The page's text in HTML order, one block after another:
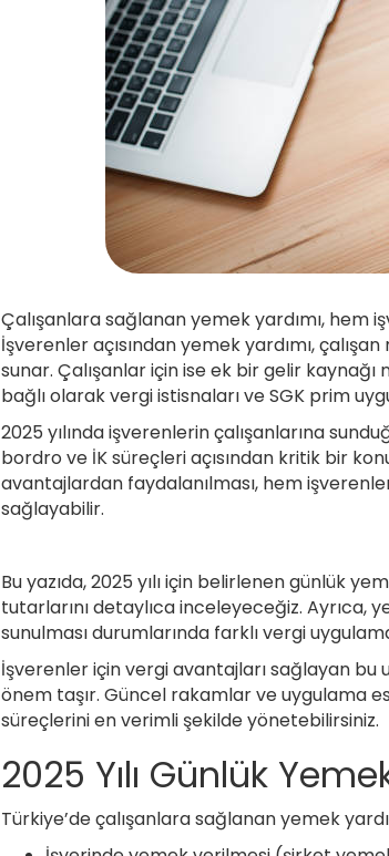
Çalışanlara sağlanan yemek yardımı, hem
İşverenler açısından yemek yardımı,
sunar. Çalışanlar için ise ek bir gelir kaynağı
bağlı olarak vergi istisnaları ve SGK prim
2025 yılında işverenlerin çalışanlarına
bordro ve İK süreçleri açısından kritik bir
avantajlardan faydalanılması, hem
sağlayabilir.
Bu yazıda, 2025 yılı için belirlenen günlük
tutarlarını detaylıca inceleyeceğiz.
sunulması durumlarında farklı vergi
İşverenler için vergi avantajları sağlayan
önem taşır. Güncel rakamlar ve uygulama
süreçlerini en verimli şekilde yönetebilirsiniz.
2025 Yılı Günlük
Türkiye’de çalışanlara sağlanan yemek